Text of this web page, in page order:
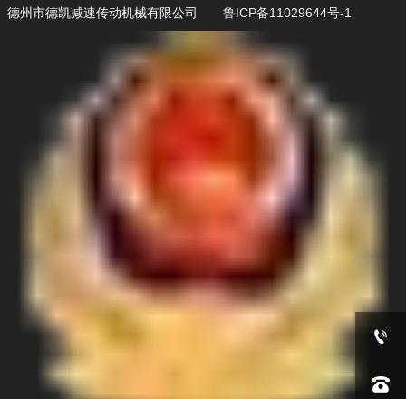
德州市德凯减速传动机械有限公司 鲁ICP备11029644号-1

